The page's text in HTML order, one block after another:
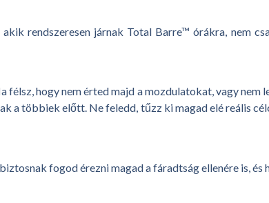
rendszeresen járnak Total Barre™ órákra, nem
félsz, hogy nem érted majd a mozdulatokat, vagy nem
a többiek előtt. Ne feledd, tűzz ki magad elé reális
fogod érezni magad a fáradtság ellenére is, és